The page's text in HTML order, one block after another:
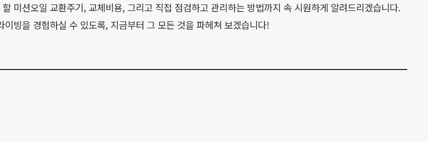
션오일 교환주기, 교체비용, 그리고 직접 점검하고 관리하는 방법까지 속 시원하게 알려드리겠습니다.
빙을 경험하실 수 있도록, 지금부터 그 모든 것을 파헤쳐 보겠습니다!